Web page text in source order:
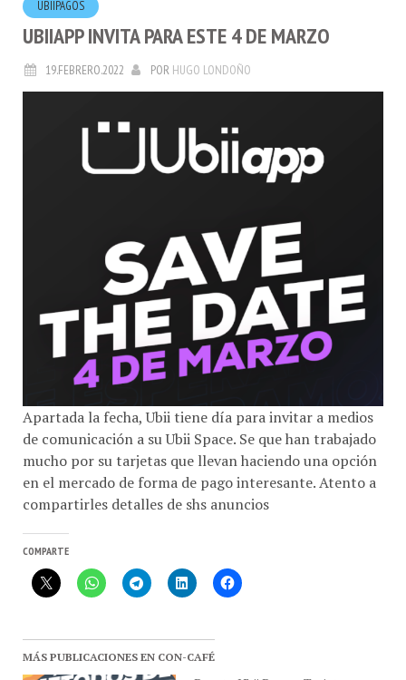
UBIIAPP INVITA PARA ESTE 4 DE MARZO
Apartada la fecha, Ubii tiene día para invitar a medios
de comunicación a su Ubii Space. Se que han trabajado
mucho por su tarjetas que llevan haciendo una opción
en el mercado de forma de pago interesante. Atento a
compartirles detalles de shs anuncios